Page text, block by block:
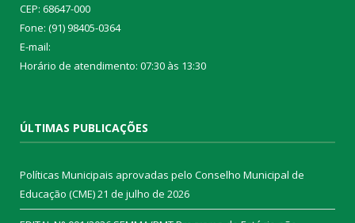
CEP: 68647-000
Fone: (91) 98405-0364
E-mail:
Horário de atendimento: 07:30 às 13:30
ÚLTIMAS PUBLICAÇÕES
Políticas Municipais aprovadas pelo Conselho Municipal de
Educação (CME)21 de julho de 2026